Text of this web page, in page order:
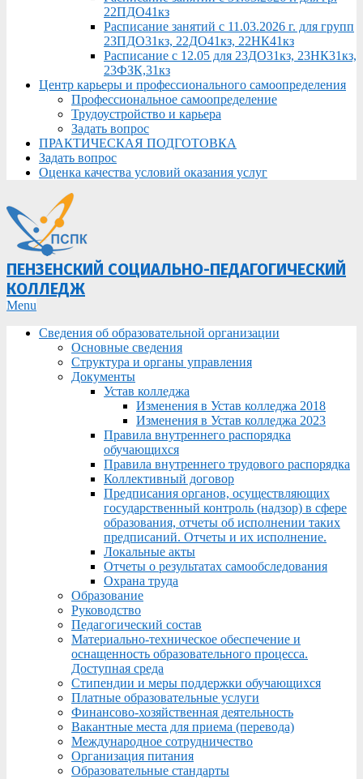
22ПДО41кз
Расписание занятий с 11.03.2026 г. для групп
23ПДО31кз, 22ДО41кз, 22НК41кз
Расписание с 12.05 для 23ДО31кз, 23НК31кз,
23ФЗК,31кз
Центр карьеры и профессионального самоопределения
Профессиональное самоопределение
Трудоустройство и карьера
Задать вопрос
ПРАКТИЧЕСКАЯ ПОДГОТОВКА
Задать вопрос
Оценка качества условий оказания услуг
ПЕНЗЕНСКИЙ СОЦИАЛЬНО-ПЕДАГОГИЧЕСКИЙ
КОЛЛЕДЖ
Primary
Menu
Menu
Сведения об образовательной организации
Основные сведения
Структура и органы управления
Документы
Устав колледжа
Изменения в Устав колледжа 2018
Изменения в Устав колледжа 2023
Правила внутреннего распорядка
обучающихся
Правила внутреннего трудового распорядка
Коллективный договор
Предписания органов, осуществляющих
государственный контроль (надзор) в сфере
образования, отчеты об исполнении таких
предписаний. Отчеты и их исполнение.
Локальные акты
Отчеты о результатах самообследования
Охрана труда
Образование
Руководство
Педагогический состав
Материально-техническое обеспечение и
оснащенность образовательного процесса.
Доступная среда
Стипендии и меры поддержки обучающихся
Платные образовательные услуги
Финансово-хозяйственная деятельность
Вакантные места для приема (перевода)
Международное сотрудничество
Организация питания
Образовательные стандарты